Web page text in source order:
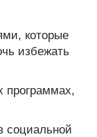
которые
избежать
программах,
социальной